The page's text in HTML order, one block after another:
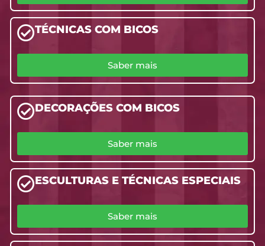
TÉCNICAS COM BICOS
Saber mais
DECORAÇÕES COM BICOS
Saber mais
ESCULTURAS E TÉCNICAS ESPECIAIS
Saber mais